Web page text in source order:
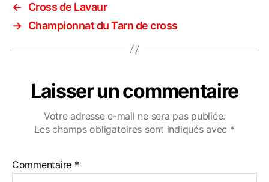
←
Cross de Lavaur
→ Championnat du Tarn de cross
Laisser un commentaire
Votre adresse e-mail ne sera pas publiée.
Les champs obligatoires sont indiqués avec *
Commentaire *